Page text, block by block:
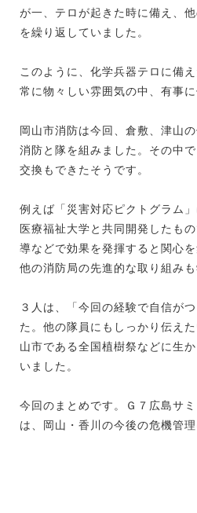
が一、テロが起きた時に備え、
を繰り返していました。
このように、化学兵器テロに備
常に物々しい雰囲気の中、有事に
岡山市消防は今回、倉敷、津山
消防と隊を組みました。その中
交換もできたそうです。
例えば「災害対応ピクトグラム
医療福祉大学と共同開発したも
導などで効果を発揮すると関心
他の消防局の先進的な取り組みも
３人は、「今回の経験で自信が
た。他の隊員にもしっかり伝え
山市である全国植樹祭などに生
いました。
今回のまとめです。Ｇ７広島サ
は、岡山・香川の今後の危機管